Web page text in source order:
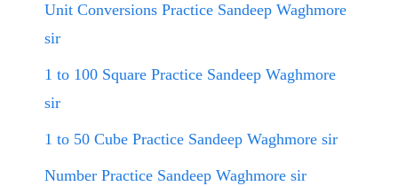
Unit Conversions Practice Sandeep Waghmore
sir
1 to 100 Square Practice Sandeep Waghmore
sir
1 to 50 Cube Practice Sandeep Waghmore sir
Number Practice Sandeep Waghmore sir